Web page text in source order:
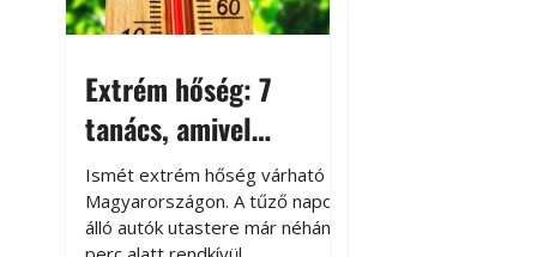
Extrém hőség: 7
tanács, amivel
megóvhatjuk
autónkat a nyári
károktól
Ismét extrém hőség várható
Magyarországon. A tűző napon
álló autók utastere már néhány